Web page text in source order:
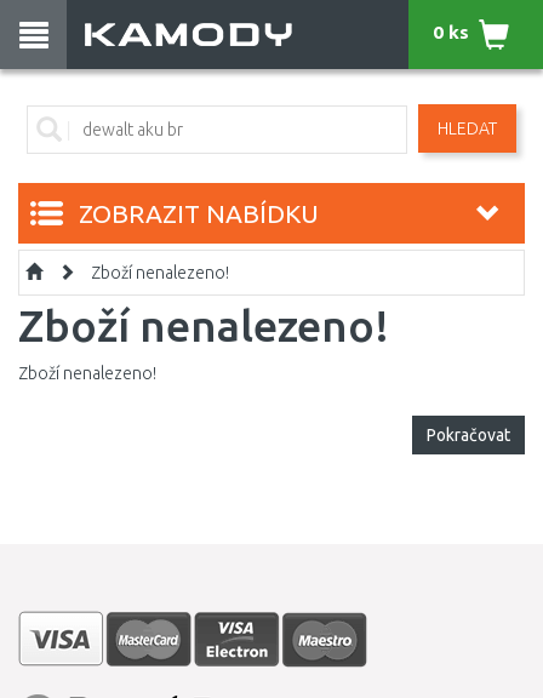
HLEDAT
0 ks
ZOBRAZIT NABÍDKU
Zboží nenalezeno!
Zboží nenalezeno!
Zboží nenalezeno!
Pokračovat